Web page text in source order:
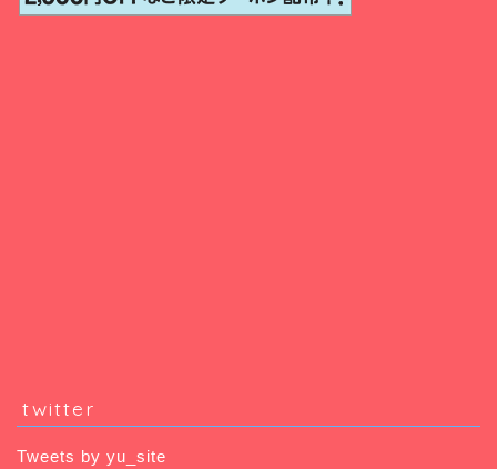
twitter
Tweets by yu_site